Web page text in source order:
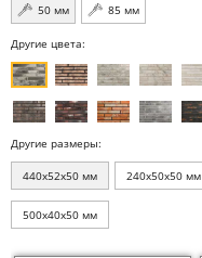
50 мм
85 мм
Другие цвета:
Другие размеры:
440x52x50 мм 240x50x50 мм
500x40x50 мм